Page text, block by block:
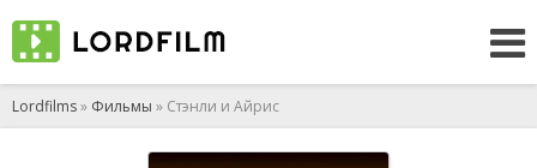
Lordfilms» Фильмы » Стэнли и Айрис